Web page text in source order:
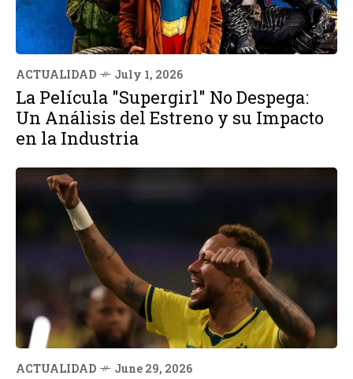
ACTUALIDAD July 1, 2026
La Película "Supergirl" No Despega:
Un Análisis del Estreno y su Impacto
en la Industria
ACTUALIDAD June 29, 2026